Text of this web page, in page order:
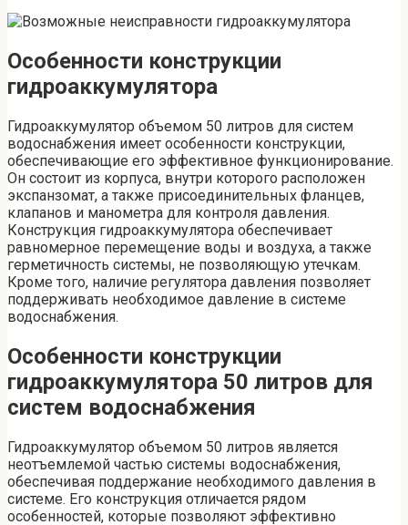
Особенности конструкции
гидроаккумулятора
Гидроаккумулятор объемом 50 литров для систем
водоснабжения имеет особенности конструкции,
обеспечивающие его эффективное функционирование.
Он состоит из корпуса, внутри которого расположен
экспанзомат, а также присоединительных фланцев,
клапанов и манометра для контроля давления.
Конструкция гидроаккумулятора обеспечивает
равномерное перемещение воды и воздуха, а также
герметичность системы, не позволяющую утечкам.
Кроме того, наличие регулятора давления позволяет
поддерживать необходимое давление в системе
водоснабжения.
Особенности конструкции
гидроаккумулятора 50 литров для
систем водоснабжения
Гидроаккумулятор объемом 50 литров является
неотъемлемой частью системы водоснабжения,
обеспечивая поддержание необходимого давления в
системе. Его конструкция отличается рядом
особенностей, которые позволяют эффективно